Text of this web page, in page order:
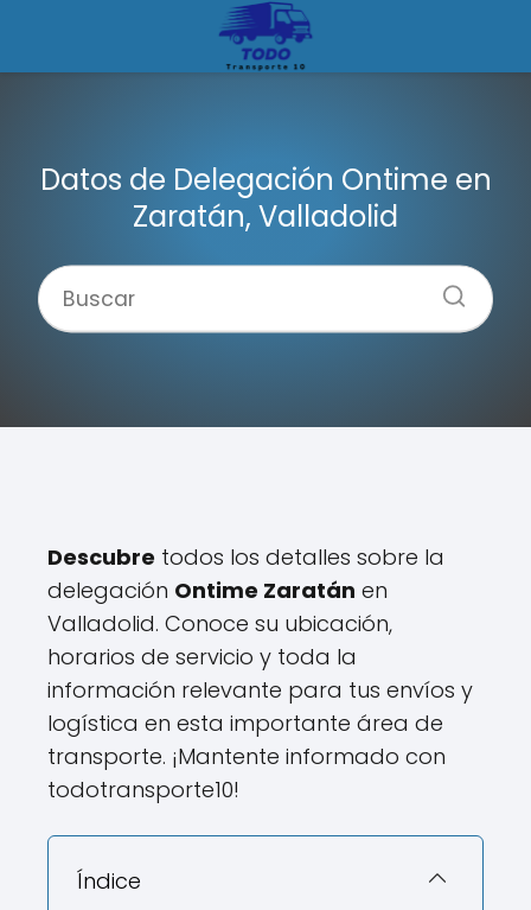
Datos de Delegación Ontime en
Zaratán, Valladolid
Descubre todos los detalles sobre la
delegación Ontime Zaratán en
Valladolid. Conoce su ubicación,
horarios de servicio y toda la
información relevante para tus envíos y
logística en esta importante área de
transporte. ¡Mantente informado con
todotransporte10!
Índice